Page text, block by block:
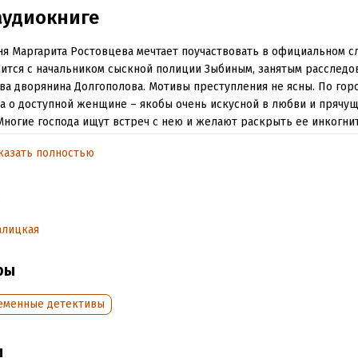
Маргарита Ростовцева мечтает поучаствовать в официальном
с начальником сыскной полиции Зыбиным, занятым
дворянина Долгополова. Мотивы преступления не ясны. По
о доступной женщине – якобы очень искусной в любви и
господа ищут встреч с нею и желают раскрыть ее
– содержанка высшего ранга. Говорят, будто мужчины готовы
писательницы Софии. Потому что она сама оказывается в
автомобили…
полностью
детективы